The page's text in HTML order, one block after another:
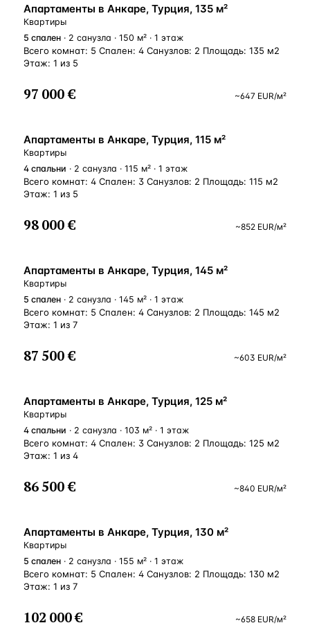
ВНЖ
Апартаменты в Анкаре, Турция, 135 м²
Квартиры
5 спален · 2 санузла · 150 м² · 1 этаж
Всего комнат: 5 Спален: 4 Санузлов: 2 Площадь: 135 м2
Этаж: 1 из 5
97 000 € ~647 EUR/м²
ВНЖ
Апартаменты в Анкаре, Турция, 115 м²
Квартиры
4 спальни · 2 санузла · 115 м² · 1 этаж
Всего комнат: 4 Спален: 3 Санузлов: 2 Площадь: 115 м2
Этаж: 1 из 5
98 000 € ~852 EUR/м²
ВНЖ
Апартаменты в Анкаре, Турция, 145 м²
Квартиры
5 спален · 2 санузла · 145 м² · 1 этаж
Всего комнат: 5 Спален: 4 Санузлов: 2 Площадь: 145 м2
Этаж: 1 из 7
87 500 € ~603 EUR/м²
ВНЖ
Апартаменты в Анкаре, Турция, 125 м²
Квартиры
4 спальни · 2 санузла · 103 м² · 1 этаж
Всего комнат: 4 Спален: 3 Санузлов: 2 Площадь: 125 м2
Этаж: 1 из 4
86 500 € ~840 EUR/м²
ВНЖ
Апартаменты в Анкаре, Турция, 130 м²
Квартиры
5 спален · 2 санузла · 155 м² · 1 этаж
Всего комнат: 5 Спален: 4 Санузлов: 2 Площадь: 130 м2
Этаж: 1 из 7
102 000 € ~658 EUR/м²